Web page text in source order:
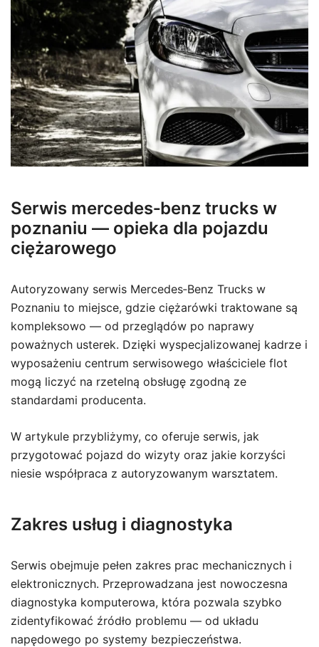
Serwis mercedes‑benz trucks w
poznaniu — opieka dla pojazdu
ciężarowego
Autoryzowany serwis Mercedes‑Benz Trucks w
Poznaniu to miejsce, gdzie ciężarówki traktowane są
kompleksowo — od przeglądów po naprawy
poważnych usterek. Dzięki wyspecjalizowanej kadrze i
wyposażeniu centrum serwisowego właściciele flot
mogą liczyć na rzetelną obsługę zgodną ze
standardami producenta.
W artykule przybliżymy, co oferuje serwis, jak
przygotować pojazd do wizyty oraz jakie korzyści
niesie współpraca z autoryzowanym warsztatem.
Zakres usług i diagnostyka
Serwis obejmuje pełen zakres prac mechanicznych i
elektronicznych. Przeprowadzana jest nowoczesna
diagnostyka komputerowa, która pozwala szybko
zidentyfikować źródło problemu — od układu
napędowego po systemy bezpieczeństwa.